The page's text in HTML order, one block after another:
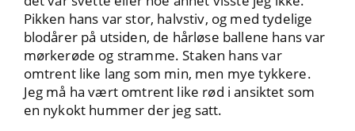
Pikken hans var stor, halvstiv, og med tydelige
blodårer på utsiden, de hårløse ballene hans var
mørkerøde og stramme. Staken hans var
omtrent like lang som min, men mye tykkere.
Jeg må ha vært omtrent like rød i ansiktet som
en nykokt hummer der jeg satt.